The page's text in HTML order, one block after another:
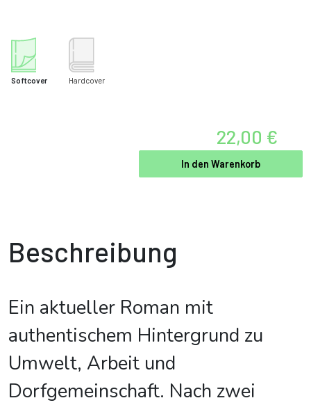
Softcover Hardcover
22,00 €
In den Warenkorb
Beschreibung
Ein aktueller Roman mit
authentischem Hintergrund zu
Umwelt, Arbeit und
Dorfgemeinschaft. Nach zwei